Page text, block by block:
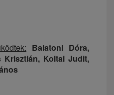
Balatoni Dóra,
Krisztián, Koltai Judit,